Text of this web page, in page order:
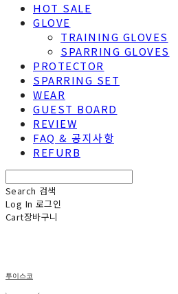
HOT SALE
GLOVE
TRAINING GLOVES
SPARRING GLOVES
PROTECTOR
SPARRING SET
WEAR
GUEST BOARD
REVIEW
FAQ & 공지사항
REFURB
Search 검색
Log In 로그인
Cart장바구니
투이스코